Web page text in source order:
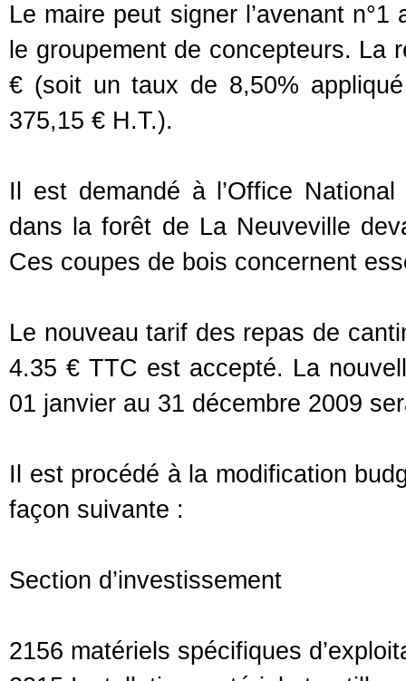
Le maire peut signer l’avenant
le groupement de concepteurs. La
€ (soit un taux de 8,50%
375,15 € H.T.).
Il est demandé à l’Office
dans la forêt de La Neuveville
Ces coupes de bois concernent
Le nouveau tarif des repas de
4.35 € TTC est accepté. La
01 janvier au 31 décembre 2009
Il est procédé à la modification
façon suivante :
Section d’investissement
2156 matériels spécifiques